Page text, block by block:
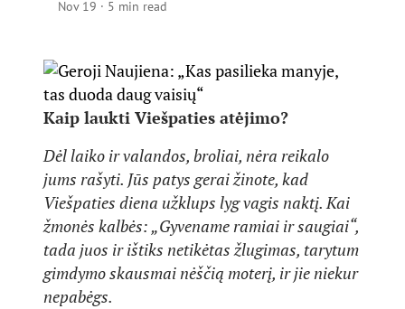
Nov 19 · 5 min read
Kaip laukti Viešpaties atėjimo?
Dėl laiko ir valandos, broliai, nėra reikalo
jums rašyti. Jūs patys gerai žinote, kad
Viešpaties diena užklups lyg vagis naktį. Kai
žmonės kalbės: „Gyvename ramiai ir saugiai“,
tada juos ir ištiks netikėtas žlugimas, tarytum
gimdymo skausmai nėščią moterį, ir jie niekur
nepabėgs.